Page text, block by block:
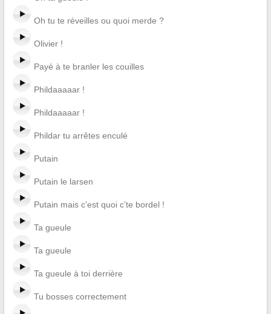
Oh tu te réveilles ou quoi merde ?
Olivier !
Payé à te branler les couilles
Phildaaaaar !
Phildaaaaar !
Phildar tu arrêtes enculé
Putain
Putain le larsen
Putain mais c’est quoi c’te bordel !
Ta gueule
Ta gueule
Ta gueule à toi derrière
Tu bosses correctement